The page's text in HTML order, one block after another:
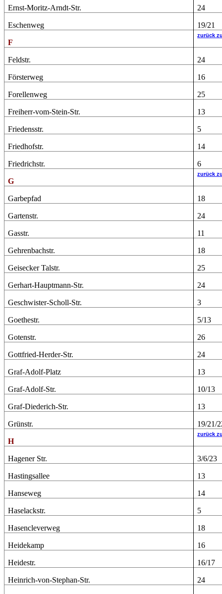
Ernst-Moritz-Arndt-Str. 24
Eschenweg 19/21
F
zurück
Feldstr. 24
Försterweg 16
Forellenweg 25
Freiherr-vom-Stein-Str. 13
Friedensstr. 5
Friedhofstr. 14
Friedrichstr. 6
G
zurück
Garbepfad 18
Gartenstr. 24
Gasstr. 11
Gehrenbachstr. 18
Geisecker Talstr. 25
Gerhart-Hauptmann-Str. 24
Geschwister-Scholl-Str. 3
Goethestr. 5/13
Gotenstr. 26
Gottfried-Herder-Str. 24
Graf-Adolf-Platz 13
Graf-Adolf-Str. 10/13
Graf-Diederich-Str. 13
Grünstr. 19/21/
H
zurück
Hagener Str. 3/6/23
Hastingsallee 13
Hanseweg 14
Haselackstr. 5
Hasencleverweg 18
Heidekamp 16
Heidestr. 16/17
Heinrich-von-Stephan-Str. 24